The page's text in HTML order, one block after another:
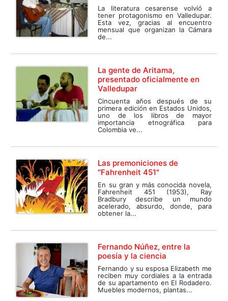
La literatura cesarense volvió a
tener protagonismo en Valledupar.
Esta vez, gracias al encuentro
mensual que organizan la Cámara
de...
La gente de Aritama,
presentado oficialmente en
Valledupar
Cincuenta años después de su
primera edición en Estados Unidos,
uno de los libros de mayor
importancia etnográfica para
Colombia ve...
Las premoniciones de
"Fahrenheit 451"
En su gran y más conocida novela,
Fahrenheit 451 (1953), Ray
Bradbury describe un mundo
acelerado, absurdo, donde, para
obtener la...
Fernando Núñez, entre la
poesía y la ciencia
Fernando y su esposa Elizabeth me
reciben muy cordiales a la entrada
de su apartamento en El Rodadero.
Muebles modernos, plantas...